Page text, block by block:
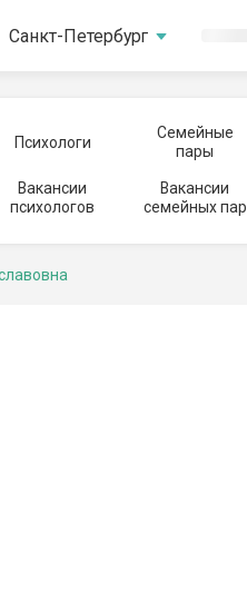
Санкт-Петербург
Психологи
Семейные
пары
Вакансии
психологов
Вакансии
семейных пар